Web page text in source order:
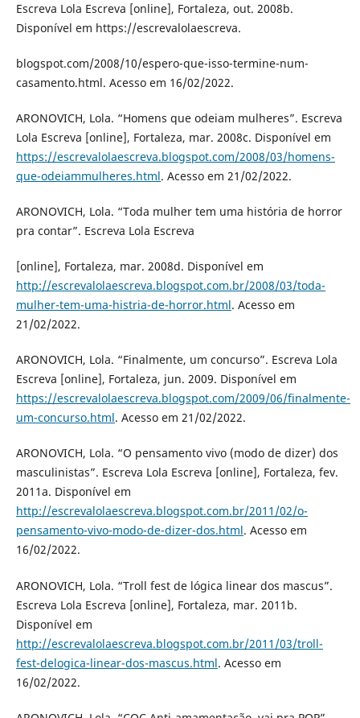
Escreva Lola Escreva [online], Fortaleza, out. 2008b.
Disponível em https://escrevalolaescreva.
blogspot.com/2008/10/espero-que-isso-termine-num-
casamento.html. Acesso em 16/02/2022.
ARONOVICH, Lola. “Homens que odeiam mulheres”. Escreva
Lola Escreva [online], Fortaleza, mar. 2008c. Disponível em
https://escrevalolaescreva.blogspot.com/2008/03/homens-
que-odeiammulheres.html. Acesso em 21/02/2022.
ARONOVICH, Lola. “Toda mulher tem uma história de horror
pra contar”. Escreva Lola Escreva
[online], Fortaleza, mar. 2008d. Disponível em
http://escrevalolaescreva.blogspot.com.br/2008/03/toda-
mulher-tem-uma-histria-de-horror.html. Acesso em
21/02/2022.
ARONOVICH, Lola. “Finalmente, um concurso”. Escreva Lola
Escreva [online], Fortaleza, jun. 2009. Disponível em
https://escrevalolaescreva.blogspot.com/2009/06/finalmente-
um-concurso.html. Acesso em 21/02/2022.
ARONOVICH, Lola. “O pensamento vivo (modo de dizer) dos
masculinistas”. Escreva Lola Escreva [online], Fortaleza, fev.
2011a. Disponível em
http://escrevalolaescreva.blogspot.com.br/2011/02/o-
pensamento-vivo-modo-de-dizer-dos.html. Acesso em
16/02/2022.
ARONOVICH, Lola. “Troll fest de lógica linear dos mascus”.
Escreva Lola Escreva [online], Fortaleza, mar. 2011b.
Disponível em
http://escrevalolaescreva.blogspot.com.br/2011/03/troll-
fest-delogica-linear-dos-mascus.html. Acesso em
16/02/2022.